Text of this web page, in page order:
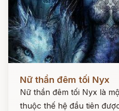
Nữ thần đêm tối Nyx
Nữ thần đêm tối Nyx là
thuộc thế hệ đầu tiên